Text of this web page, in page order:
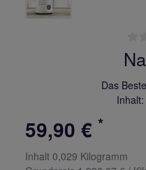
Das
59,90 € *
Inhalt 0,029 Kilogramm